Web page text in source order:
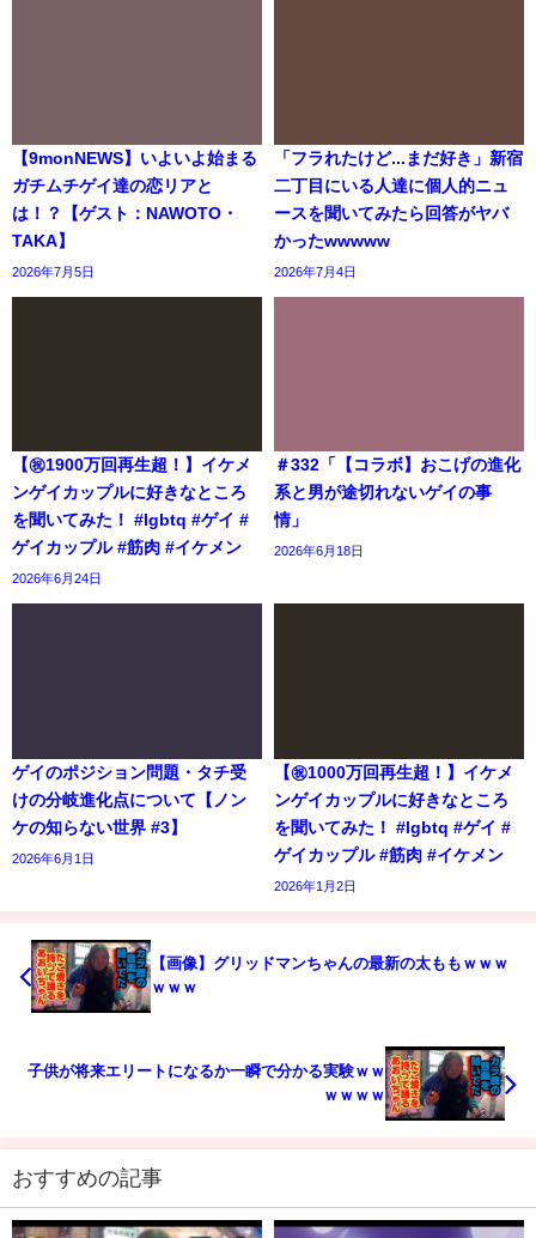
【9monNEWS】いよいよ始まる
ガチムチゲイ達の恋リアと
は！？【ゲスト：NAWOTO・
TAKA】
2026年7月5日
「フラれたけど...まだ好き」新宿
二丁目にいる人達に個人的ニュ
ースを聞いてみたら回答がヤバ
かったwwwww
2026年7月4日
【㊗️1900万回再生超！】イケメ
ンゲイカップルに好きなところ
を聞いてみた！ #lgbtq #ゲイ #
ゲイカップル #筋肉 #イケメン
2026年6月24日
＃332「【コラボ】おこげの進化
系と男が途切れないゲイの事
情」
2026年6月18日
ゲイのポジション問題・タチ受
けの分岐進化点について【ノン
ケの知らない世界 #3】
2026年6月1日
【㊗️1000万回再生超！】イケメ
ンゲイカップルに好きなところ
を聞いてみた！ #lgbtq #ゲイ #
ゲイカップル #筋肉 #イケメン
2026年1月2日
【画像】グリッドマンちゃんの最新の太ももｗｗｗ
ｗｗｗ
子供が将来エリートになるか一瞬で分かる実験ｗｗ
ｗｗｗｗ
おすすめの記事